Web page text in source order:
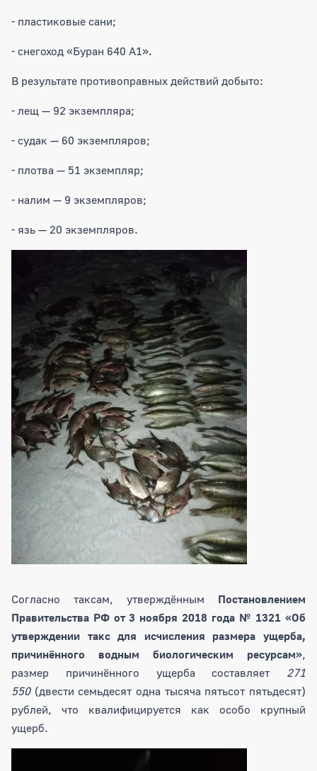
- пластиковые сани;
- снегоход «Буран 640 А1».
В результате противоправных действий добыто:
- лещ — 92 экземпляра;
- судак — 60 экземпляров;
- плотва — 51 экземпляр;
- налим — 9 экземпляров;
- язь — 20 экземпляров.
Согласно таксам, утверждённым Постановлением
Правительства РФ от 3 ноября 2018 года № 1321 «Об
утверждении такс для исчисления размера ущерба,
причинённого водным биологическим ресурсам»,
размер причинённого ущерба составляет 271
550(двести семьдесят одна тысяча пятьсот пятьдесят)
рублей, что квалифицируется как особо крупный
ущерб.